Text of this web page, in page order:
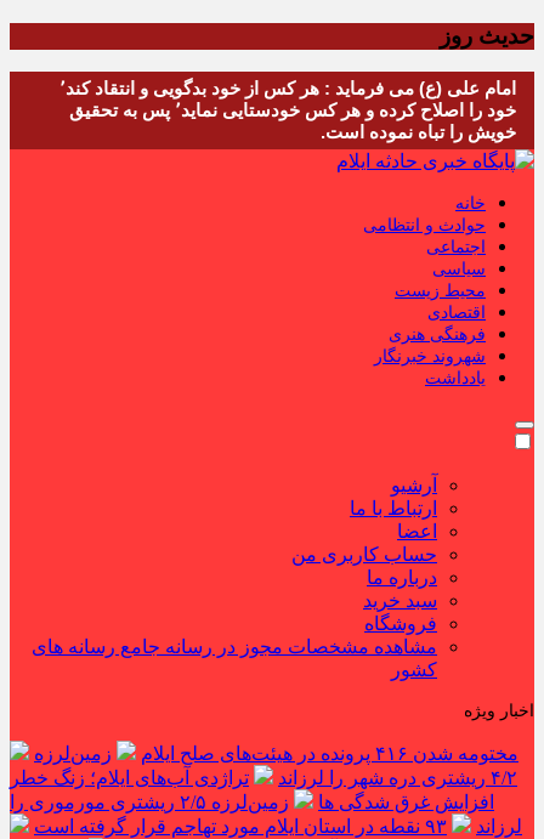
حدیث روز
امام علی (ع) می فرماید : هر کس از خود بدگویی و انتقاد کند٬
خود را اصلاح کرده و هر کس خودستایی نماید٬ پس به تحقیق
خویش را تباه نموده است.
خانه
حوادث و انتظامی
اجتماعی
سیاسی
محیط زیست
اقتصادی
فرهنگی هنری
شهروند خبرنگار
یادداشت
آرشیو
ارتباط با ما
اعضا
حساب کاربری من
درباره ما
سبد خرید
فروشگاه
مشاهده مشخصات مجوز در رسانه جامع رسانه های
کشور
اخبار ویژه
مختومه شدن ۴۱۶ پرونده در هیئت‌های صلح ایلام
زمین‌لرزه
۴/۲ ریشتری دره شهر را لرزاند
تراژدی آب‌های ایلام؛ زنگ خطر
افزایش غرق شدگی ها
زمین‌لرزه ۲/۵ ریشتری مورموری را
لرزاند
۹۳ نقطه در استان ایلام مورد تهاجم قرار گرفته است